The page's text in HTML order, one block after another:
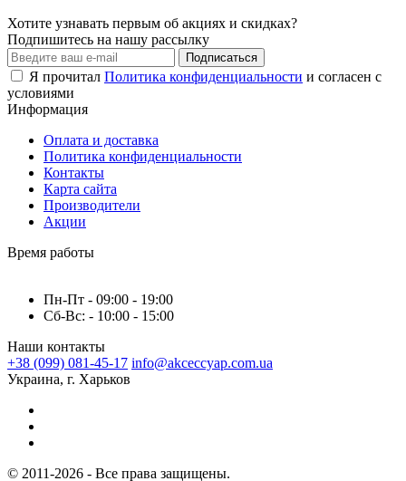
Хотите узнавать первым об акциях и скидках?
Подпишитесь на нашу рассылку
Подписаться
Я прочитал Политика конфиденциальности и согласен с
условиями
Информация
Оплата и доставка
Политика конфиденциальности
Контакты
Карта сайта
Производители
Акции
Время работы
Пн-Пт - 09:00 - 19:00
Сб-Вс: - 10:00 - 15:00
Наши контакты
+38 (099) 081-45-17 info@akceccyap.com.ua
Украина, г. Харьков
© 2011-2026 - Все права защищены.